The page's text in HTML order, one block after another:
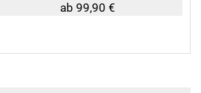
ab 99,90 €